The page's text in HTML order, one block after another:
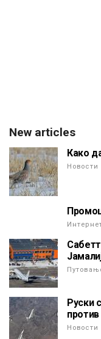
New articles
Како
Новости
Руски
против
Новости